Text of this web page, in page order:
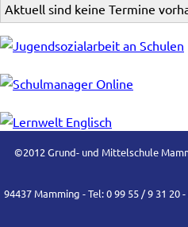
Aktuell sind keine Termine
©2012 Grund- und Mittelschule
94437 Mamming - Tel: 0 99 55 / 9 31 20